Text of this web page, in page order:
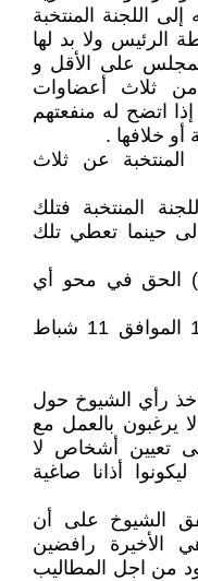
اللجنة المنتخبة
الرئيس ولا بد لها
على الأقل و
ثلاث أعضاوات
اتضح له منفعتهم
خلافها .
المنتخبة عن ثلاث
المنتخبة فتلك
حينما تعطي تلك
) الحق في محو أي
النجف 20 جمادي الاول سنة 1338 الموافق 11 شباط
رأي الشيوخ حول
يرغبون بالعمل مع
تعيين أشخاص لا
أذانا صاغية
الشيوخ على أن
الأخيرة رافضين
من اجل المطاليب